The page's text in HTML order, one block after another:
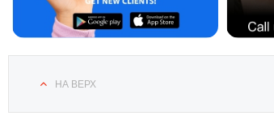
НА ВЕРХ